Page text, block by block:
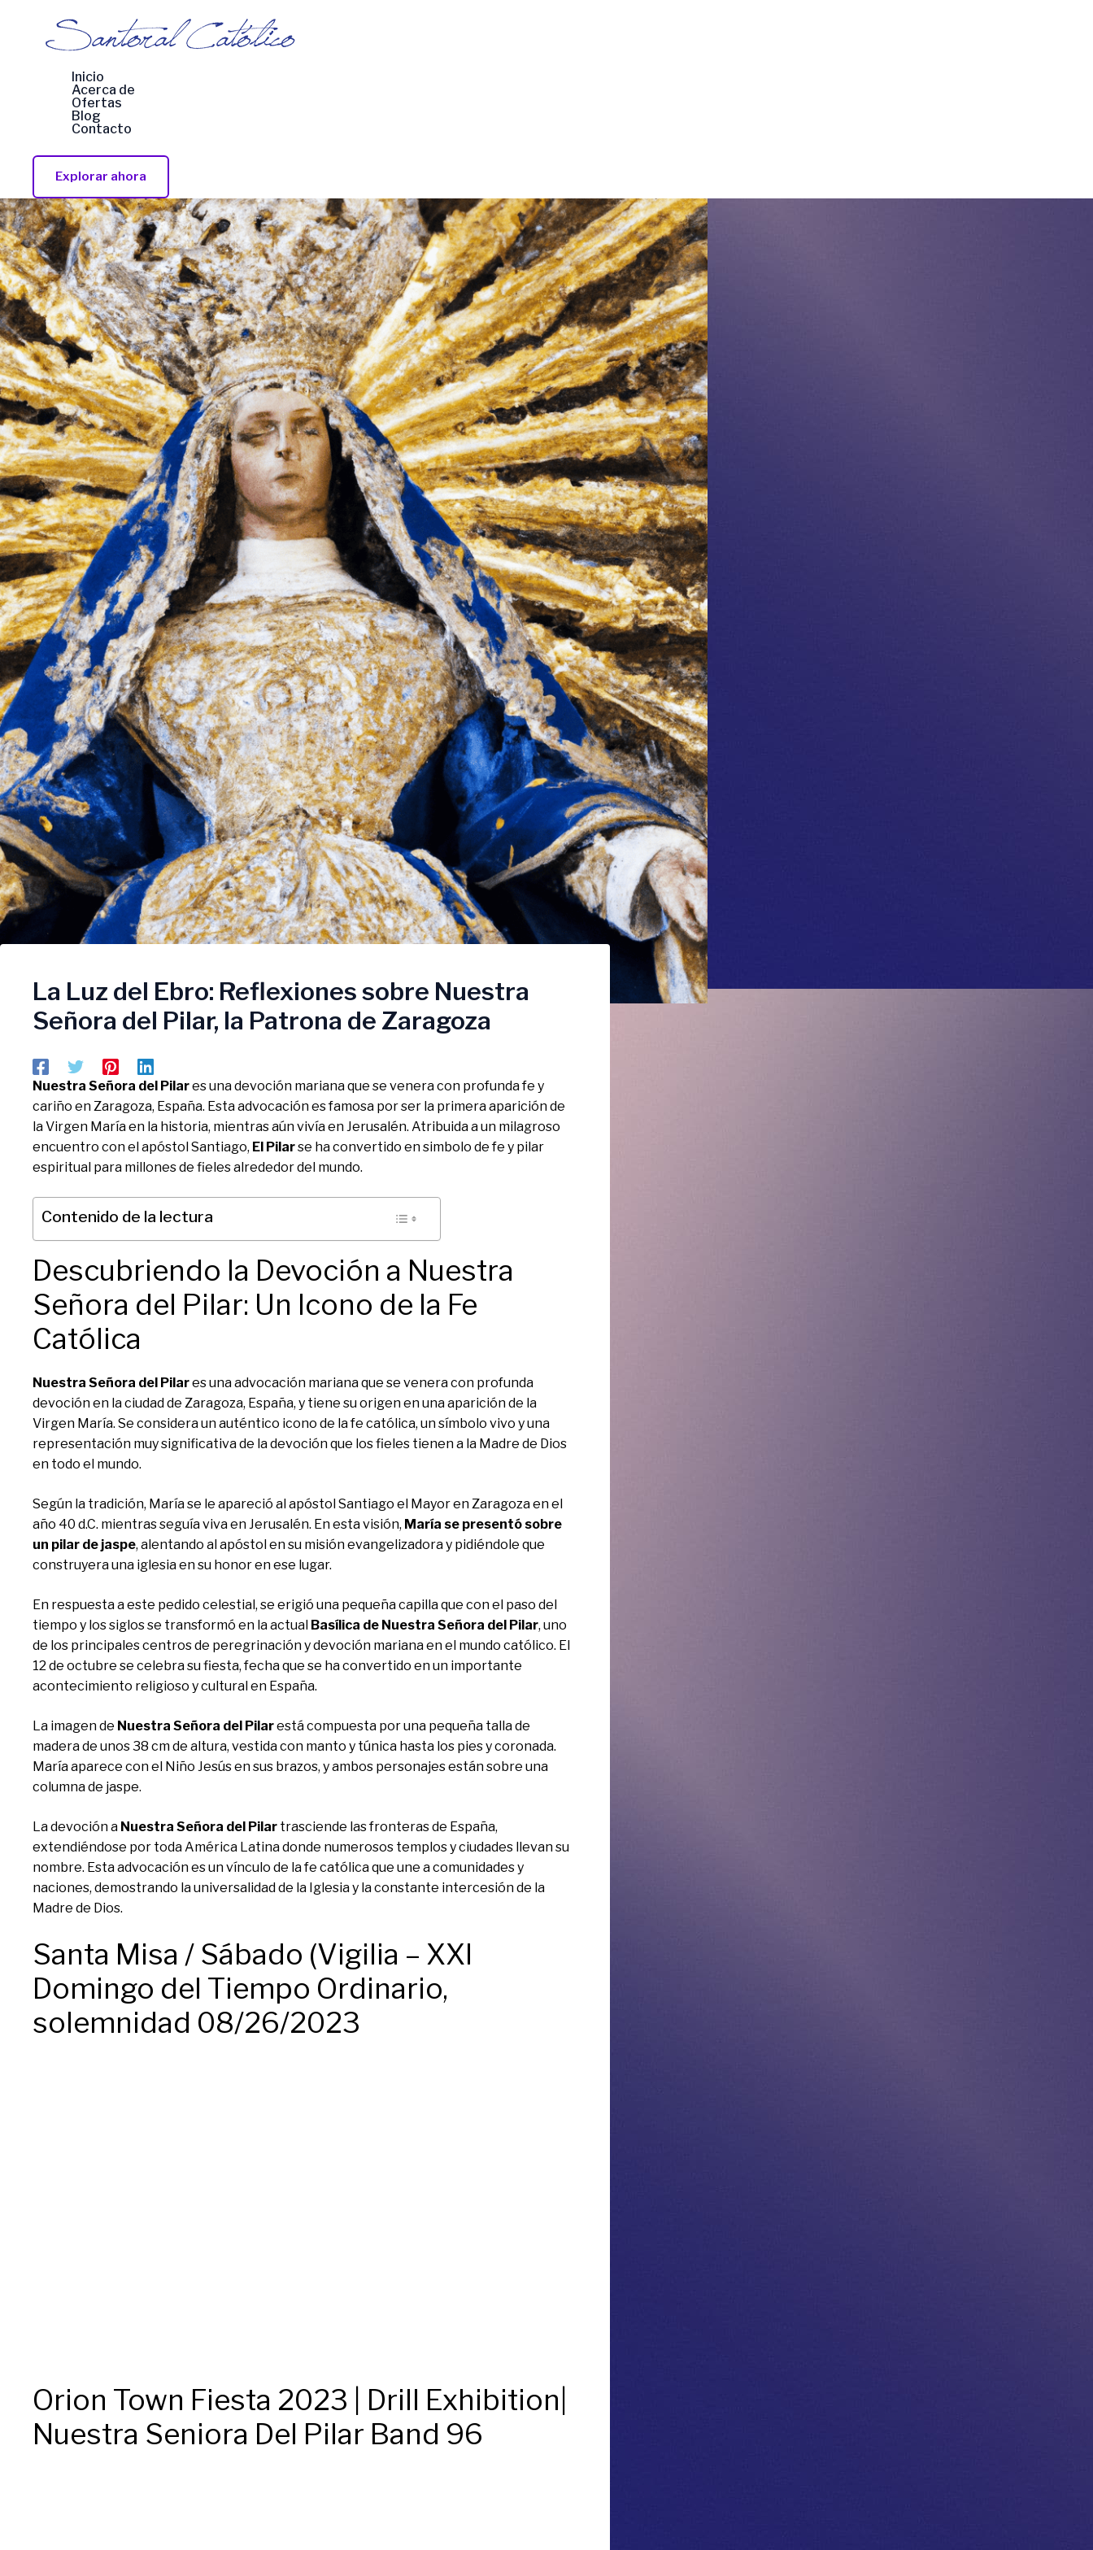
contenido
Inicio
Acerca de
Ofertas
Blog
Contacto
Explorar ahora
La Luz del Ebro: Reflexiones sobre Nuestra
Señora del Pilar, la Patrona de Zaragoza
Nuestra Señora del Pilares una devoción mariana que se venera con profunda fe y
cariño en Zaragoza, España. Esta advocación es famosa por ser la primera aparición de
la Virgen María en la historia, mientras aún vivía en Jerusalén. Atribuida a un milagroso
encuentro con el apóstol Santiago, El Pilarse ha convertido en simbolo de fe y pilar
espiritual para millones de fieles alrededor del mundo.
Contenido de la lectura
Descubriendo la Devoción a Nuestra
Señora del Pilar: Un Icono de la Fe
Católica
Nuestra Señora del Pilares una advocación mariana que se venera con profunda
devoción en la ciudad de Zaragoza, España, y tiene su origen en una aparición de la
Virgen María. Se considera un auténtico icono de la fe católica, un símbolo vivo y una
representación muy significativa de la devoción que los fieles tienen a la Madre de Dios
en todo el mundo.
Según la tradición, María se le apareció al apóstol Santiago el Mayor en Zaragoza en el
año 40 d.C. mientras seguía viva en Jerusalén. En esta visión, María se presentó sobre
un pilar de jaspe, alentando al apóstol en su misión evangelizadora y pidiéndole que
construyera una iglesia en su honor en ese lugar.
En respuesta a este pedido celestial, se erigió una pequeña capilla que con el paso del
tiempo y los siglos se transformó en la actual Basílica de Nuestra Señora del Pilar, uno
de los principales centros de peregrinación y devoción mariana en el mundo católico. El
12 de octubre se celebra su fiesta, fecha que se ha convertido en un importante
acontecimiento religioso y cultural en España.
La imagen de Nuestra Señora del Pilarestá compuesta por una pequeña talla de
madera de unos 38 cm de altura, vestida con manto y túnica hasta los pies y coronada.
María aparece con el Niño Jesús en sus brazos, y ambos personajes están sobre una
columna de jaspe.
La devoción a Nuestra Señora del Pilar trasciende las fronteras de España,
extendiéndose por toda América Latina donde numerosos templos y ciudades llevan su
nombre. Esta advocación es un vínculo de la fe católica que une a comunidades y
naciones, demostrando la universalidad de la Iglesia y la constante intercesión de la
Madre de Dios.
Santa Misa / Sábado (Vigilia – XXI
Domingo del Tiempo Ordinario,
solemnidad 08/26/2023
Orion Town Fiesta 2023 | Drill Exhibition|
Nuestra Seniora Del Pilar Band 96